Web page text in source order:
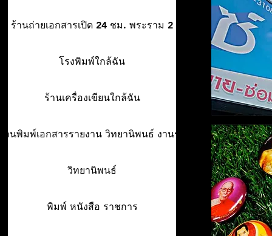
ร้านถ่ายเอกสารเปิด 24 ชม. พระราม 2
โรงพิมพ์ใกล้ฉัน
ร้านเครื่องเขียนใกล้ฉัน
านพิมพ์เอกสารรายงาน วิทยานิพนธ์ งานรา
วิทยานิพนธ์
พิมพ์ หนังสือ ราชการ